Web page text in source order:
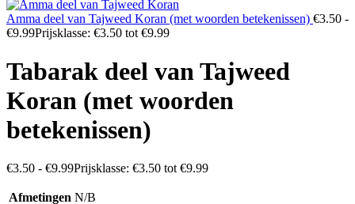
Amma deel van Tajweed Koran (met woorden betekenissen) €3.50 -
€9.99Prijsklasse: €3.50 tot €9.99
Tabarak deel van Tajweed
Koran (met woorden
betekenissen)
€3.50 - €9.99Prijsklasse: €3.50 tot €9.99
Afmetingen N/B